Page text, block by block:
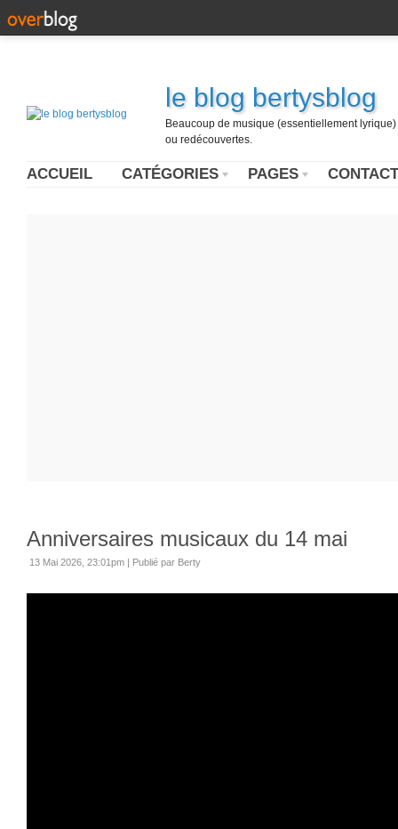
le blog bertysblog
Beaucoup de musique (essentiellement
ou redécouvertes.
ACCUEIL CATÉGORIES PAGES CONTACT
Anniversaires musicaux du 14 mai
13 Mai 2026, 23:01pm | Publié par Berty